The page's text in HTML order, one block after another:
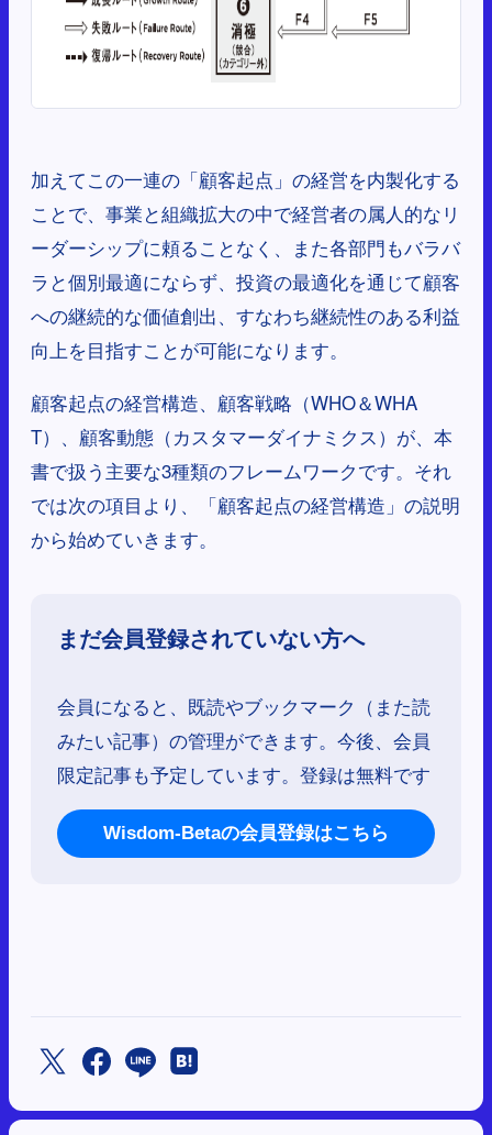
加えてこの一連の「顧客起点」の経営を内製化する
ことで、事業と組織拡大の中で経営者の属人的なリ
ーダーシップに頼ることなく、また各部門もバラバ
ラと個別最適にならず、投資の最適化を通じて顧客
への継続的な価値創出、すなわち継続性のある利益
向上を目指すことが可能になります。
顧客起点の経営構造、顧客戦略（WHO＆WHA
T）、顧客動態（カスタマーダイナミクス）が、本
書で扱う主要な3種類のフレームワークです。それ
では次の項目より、「顧客起点の経営構造」の説明
から始めていきます。
まだ会員登録されていない方へ
会員になると、既読やブックマーク（また読
みたい記事）の管理ができます。今後、会員
限定記事も予定しています。登録は無料です
Wisdom-Betaの会員登録はこちら